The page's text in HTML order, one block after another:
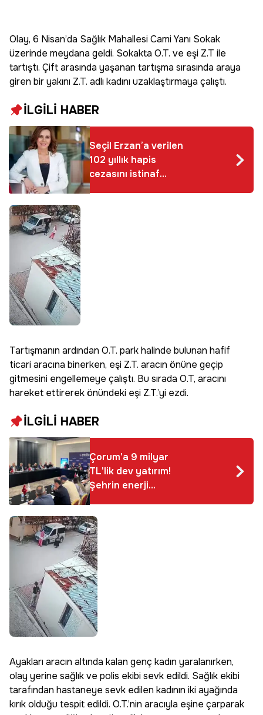
Olay, 6 Nisan’da Sağlık Mahallesi Cami Yanı Sokak
üzerinde meydana geldi. Sokakta O.T. ve eşi Z.T ile
tartıştı. Çift arasında yaşanan tartışma sırasında araya
giren bir yakını Z.T. adlı kadını uzaklaştırmaya çalıştı.
İLGİLİ HABER
Seçil Erzan’a verilen
102 yıllık hapis
cezasını istinaf
bozdu
Tartışmanın ardından O.T. park halinde bulunan hafif
ticari aracına binerken, eşi Z.T. aracın önüne geçip
gitmesini engellemeye çalıştı. Bu sırada O.T, aracını
hareket ettirerek önündeki eşi Z.T.’yi ezdi.
İLGİLİ HABER
Çorum'a 9 milyar
TL'lik dev yatırım!
Şehrin enerji
altyapısı geleceğe
hazırlanacak
Ayakları aracın altında kalan genç kadın yaralanırken,
olay yerine sağlık ve polis ekibi sevk edildi. Sağlık ekibi
tarafından hastaneye sevk edilen kadının iki ayağında
kırık olduğu tespit edildi. O.T.’nin aracıyla eşine çarparak